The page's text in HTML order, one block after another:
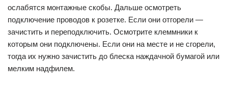
ослабятся монтажные скобы. Дальше осмотреть
подключение проводов к розетке. Если они отгорели —
зачистить и переподключить. Осмотрите клеммники к
которым они подключены. Если они на месте и не сгорели,
тогда их нужно зачистить до блеска наждачной бумагой или
мелким надфилем.